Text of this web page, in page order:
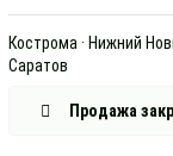
Кострома · Нижний
Саратов
Продажа